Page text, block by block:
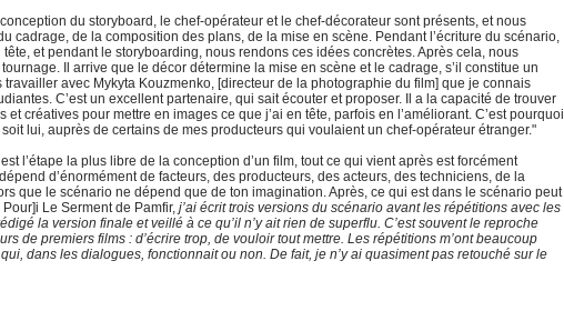
du storyboard, le chef-opérateur et le chef-décorateur sont présents, et nous
cadrage, de la composition des plans, de la mise en scène. Pendant l’écriture du scénario,
tête, et pendant le storyboarding, nous rendons ces idées concrètes. Après cela, nous
Il arrive que le décor détermine la mise en scène et le cadrage, s’il constitue un
avec Mykyta Kouzmenko, [directeur de la photographie du film] que je connais
C’est un excellent partenaire, qui sait écouter et proposer. Il a la capacité de trouver
créatives pour mettre en images ce que j’ai en tête, parfois en l’améliorant. C’est pourquoi
lui, auprès de certains de mes producteurs qui voulaient un chef-opérateur étranger."
l’étape la plus libre de la conception d’un film, tout ce qui vient après est forcément
d’énormément de facteurs, des producteurs, des acteurs, des techniciens, de la
que le scénario ne dépend que de ton imagination. Après, ce qui est dans le scénario peut
Le Serment de Pamfir, j’ai écrit trois versions du scénario avant les répétitions avec les
la version finale et veillé à ce qu’il n’y ait rien de superflu. C’est souvent le reproche
de premiers films : d’écrire trop, de vouloir tout mettre. Les répétitions m’ont beaucoup
dans les dialogues, fonctionnait ou non. De fait, je n’y ai quasiment pas retouché sur le